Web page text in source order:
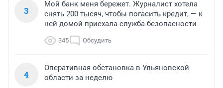
3
Мой банк меня бережет. Журналист хотела
снять 200 тысяч, чтобы погасить кредит, — к
ней домой приехала служба безопасности
345 Обсудить
4
Оперативная обстановка в Ульяновской
области за неделю